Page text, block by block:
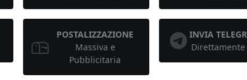
POSTALIZZAZIONE
Massiva e
Pubblicitaria
INVIA